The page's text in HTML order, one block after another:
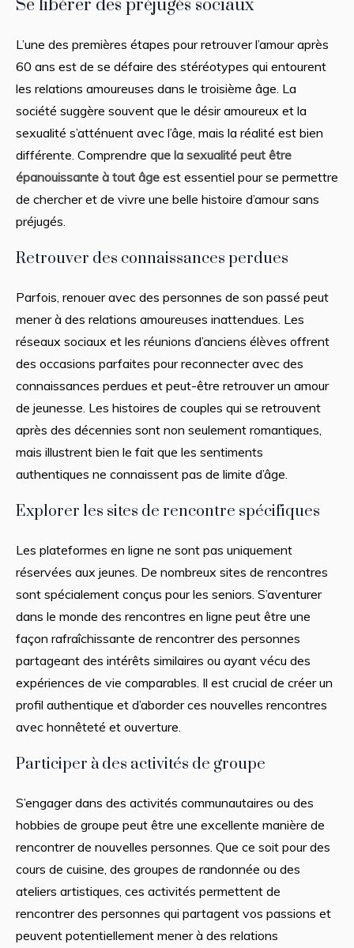
Se libérer des préjugés sociaux
L’une des premières étapes pour retrouver l’amour après
60 ans est de se défaire des stéréotypes qui entourent
les relations amoureuses dans le troisième âge. La
société suggère souvent que le désir amoureux et la
sexualité s’atténuent avec l’âge, mais la réalité est bien
différente. Comprendre que la sexualité peut être
épanouissante à tout âge est essentiel pour se permettre
de chercher et de vivre une belle histoire d’amour sans
préjugés.
Retrouver des connaissances perdues
Parfois, renouer avec des personnes de son passé peut
mener à des relations amoureuses inattendues. Les
réseaux sociaux et les réunions d’anciens élèves offrent
des occasions parfaites pour reconnecter avec des
connaissances perdues et peut-être retrouver un amour
de jeunesse. Les histoires de couples qui se retrouvent
après des décennies sont non seulement romantiques,
mais illustrent bien le fait que les sentiments
authentiques ne connaissent pas de limite d’âge.
Explorer les sites de rencontre spécifiques
Les plateformes en ligne ne sont pas uniquement
réservées aux jeunes. De nombreux sites de rencontres
sont spécialement conçus pour les seniors. S’aventurer
dans le monde des rencontres en ligne peut être une
façon rafraîchissante de rencontrer des personnes
partageant des intérêts similaires ou ayant vécu des
expériences de vie comparables. Il est crucial de créer un
profil authentique et d’aborder ces nouvelles rencontres
avec honnêteté et ouverture.
Participer à des activités de groupe
S’engager dans des activités communautaires ou des
hobbies de groupe peut être une excellente manière de
rencontrer de nouvelles personnes. Que ce soit pour des
cours de cuisine, des groupes de randonnée ou des
ateliers artistiques, ces activités permettent de
rencontrer des personnes qui partagent vos passions et
peuvent potentiellement mener à des relations